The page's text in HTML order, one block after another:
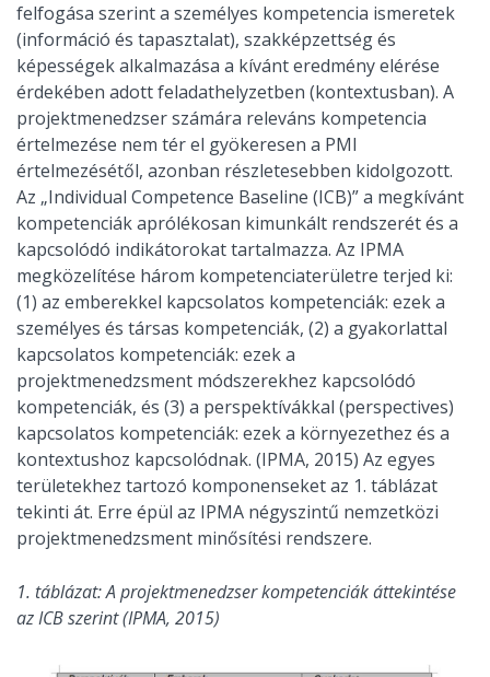
felfogása szerint a személyes kompetencia ismeretek
(információ és tapasztalat), szakképzettség és
képességek alkalmazása a kívánt eredmény elérése
érdekében adott feladathelyzetben (kontextusban). A
projektmenedzser számára releváns kompetencia
értelmezése nem tér el gyökeresen a PMI
értelmezésétől, azonban részletesebben kidolgozott.
Az „Individual Competence Baseline (ICB)” a megkívánt
kompetenciák aprólékosan kimunkált rendszerét és a
kapcsolódó indikátorokat tartalmazza. Az IPMA
megközelítése három kompetenciaterületre terjed ki:
(1) az emberekkel kapcsolatos kompetenciák: ezek a
személyes és társas kompetenciák, (2) a gyakorlattal
kapcsolatos kompetenciák: ezek a
projektmenedzsment módszerekhez kapcsolódó
kompetenciák, és (3) a perspektívákkal (perspectives)
kapcsolatos kompetenciák: ezek a környezethez és a
kontextushoz kapcsolódnak. (IPMA, 2015) Az egyes
területekhez tartozó komponenseket az 1. táblázat
tekinti át. Erre épül az IPMA négyszintű nemzetközi
projektmenedzsment minősítési rendszere.
1. táblázat: A projektmenedzser kompetenciák áttekintése
az ICB szerint (IPMA, 2015)